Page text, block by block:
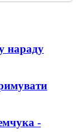
нараду
-